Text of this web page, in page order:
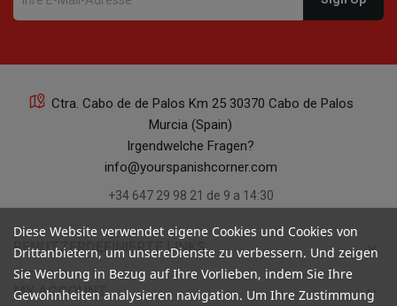
Ctra. Cabo de de Palos Km 25 30370 Cabo de Palos
Murcia (Spain)
Irgendwelche Fragen?
info@yourspanishcorner.com
+34 647 29 98 21 de 9 a 14:30
BENUTZERDEFINIERTE LINKS keyboard_arrow_down
MY ACCOUNT keyboard_arrow_down
Diese Website verwendet eigene Cookies und Cookies von
Drittanbietern, um unsereDienste zu verbessern. Und zeigen
Sie Werbung in Bezug auf Ihre Vorlieben, indem Sie Ihre
Gewohnheiten analysieren navigation. Um Ihre Zustimmung